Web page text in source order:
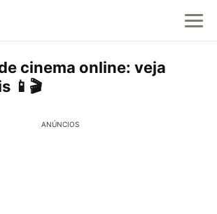
cinema online: veja
📱🎬
ANÚNCIOS